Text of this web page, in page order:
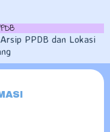
PPDB dan Lokasi